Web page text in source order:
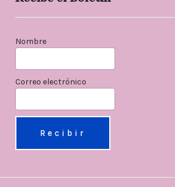
Nombre
Correo electrónico